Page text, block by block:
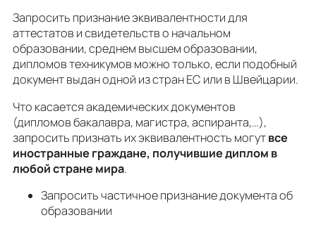
Запросить признание эквивалентности для
аттестатов и свидетельств о начальном
образовании, среднем высшем образовании,
дипломов техникумов можно только, если подобный
документ выдан одной из стран ЕС или в Швейцарии.
Что касается академических документов
(дипломов бакалавра, магистра, аспиранта,…),
запросить признать их эквивалентность могутвсе
иностранные граждане, получившие диплом в
любой стране мира.
Запросить частичное признание документа об
образовании